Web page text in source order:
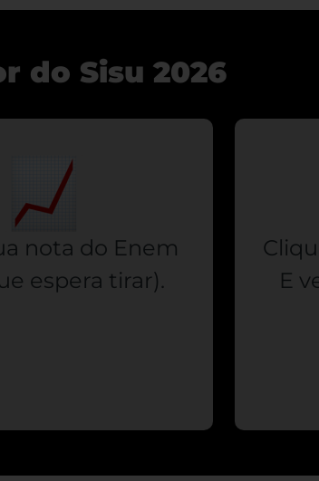
do Sisu 2026
nota do Enem
espera tirar).
E